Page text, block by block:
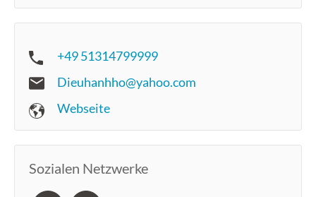
+49 51314799999
Dieuhanhho@yahoo.com
Webseite
Sozialen Netzwerke